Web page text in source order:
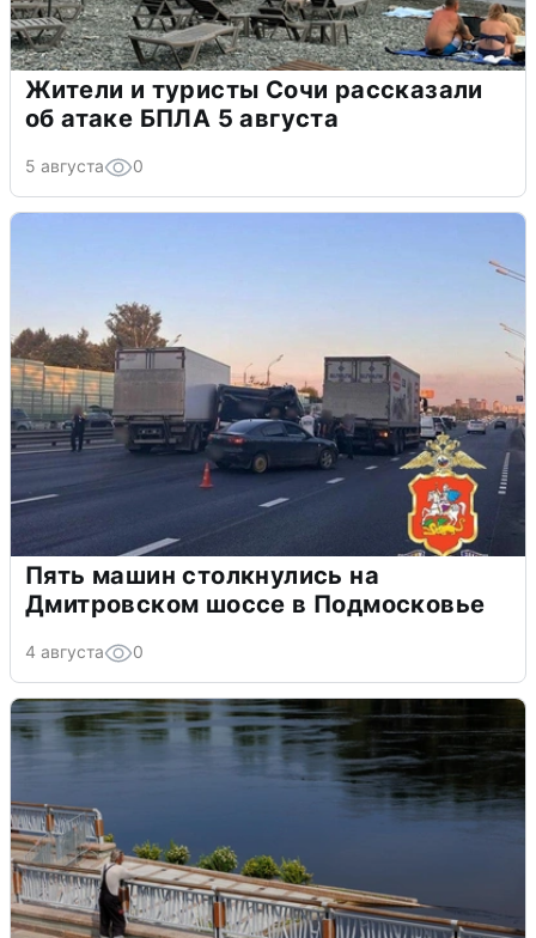
Жители и туристы Сочи рассказали
об атаке БПЛА 5 августа
5 августа 0
Пять машин столкнулись на
Дмитровском шоссе в Подмосковье
4 августа 0